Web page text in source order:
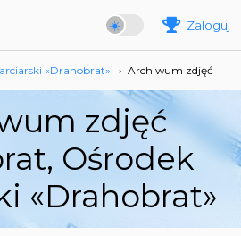
Zaloguj
«Drahobrat» › Archiwum zdjęć
zdjęć
Ośrodek
«Drahobrat»